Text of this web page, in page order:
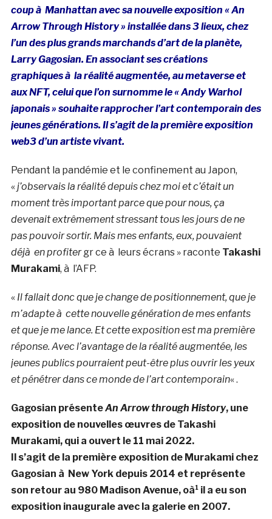
coup à Manhattan avec sa nouvelle exposition « An
Arrow Through History » installée dans 3 lieux, chez
l’un des plus grands marchands d’art de la planète,
Larry Gagosian. En associant ses créations
graphiques à la réalité augmentée, au metaverse et
aux NFT, celui que l’on surnomme le « Andy Warhol
japonais » souhaite rapprocher l’art contemporain des
jeunes générations. Il s’agit de la première exposition
web3 d’un artiste vivant.
Pendant la pandémie et le confinement au Japon,
«j’observais la réalité depuis chez moi et c’était un
moment très important parce que pour nous, ça
devenait extrêmement stressant tous les jours de ne
pas pouvoir sortir. Mais mes enfants, eux, pouvaient
déjà en profitergr ce à leurs écrans » raconte Takashi
Murakami, à l’AFP.
« Il fallait donc que je change de positionnement, que je
m’adapte à cette nouvelle génération de mes enfants
et que je me lance. Et cette exposition est ma première
réponse. Avec l’avantage de la réalité augmentée, les
jeunes publics pourraient peut-être plus ouvrir les yeux
et pénétrer dans ce monde de l’art contemporain« .
Gagosian présenteAn Arrow through History, une
exposition de nouvelles œuvres de Takashi
Murakami, qui a ouvert le 11 mai 2022.
Il s’agit de la première exposition de Murakami chez
Gagosian à New York depuis 2014 et représente
son retour au 980 Madison Avenue, oà¹ il a eu son
exposition inaugurale avec la galerie en 2007.